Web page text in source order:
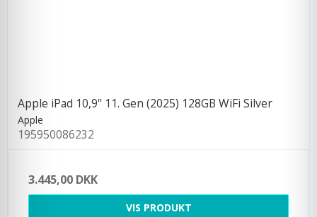
Apple iPad 10,9'' 11. Gen (2025) 128GB WiFi Silver
Apple
195950086232
3.445,00 DKK
VIS PRODUKT